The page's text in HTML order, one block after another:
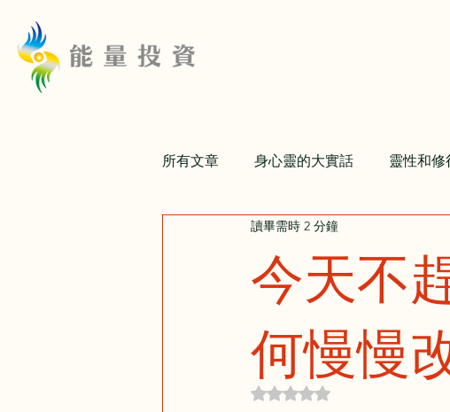
所有文章 身心靈的大實話 靈性和修
失戀 黃金頻率語氣
今天不
何慢慢
讀畢需時 2 分鐘
評等為 NaN（最高為 5 顆星